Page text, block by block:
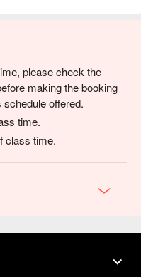
please check the
making the booking
offered.
time.
class time.